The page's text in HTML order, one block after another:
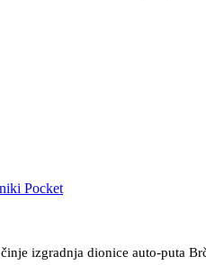
Pocket
izgradnja dionice auto-puta